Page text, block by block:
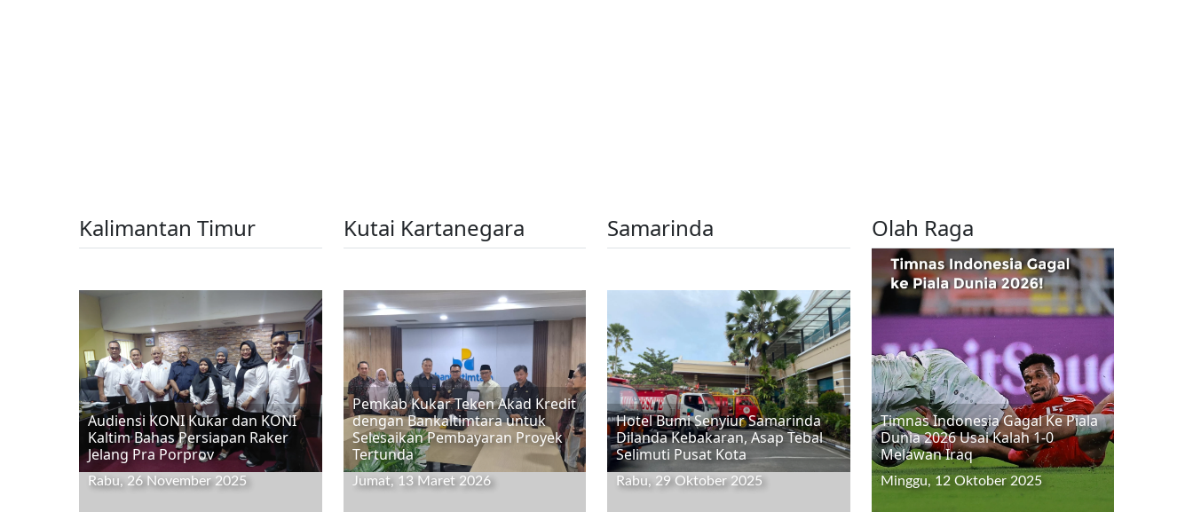
Kalimantan Timur
Audiensi KONI Kukar dan KONI
Kaltim Bahas Persiapan Raker
Jelang Pra Porprov
Rabu, 26 November 2025
Kutai Kartanegara
Pemkab Kukar Teken Akad Kredit
dengan Bankaltimtara untuk
Selesaikan Pembayaran Proyek
Tertunda
Jumat, 13 Maret 2026
Samarinda
Hotel Bumi Senyiur Samarinda
Dilanda Kebakaran, Asap Tebal
Selimuti Pusat Kota
Rabu, 29 Oktober 2025
Olah Raga
Timnas Indonesia Gagal Ke Piala
Dunia 2026 Usai Kalah 1-0
Melawan Iraq
Minggu, 12 Oktober 2025